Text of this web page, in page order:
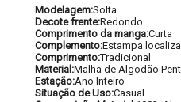
Modelagem:Solta
Decote frente:Redondo
Comprimento da manga:Curta
Complemento:Estampa
Comprimento:Tradicional
Material:Malha de Algodão
Estação:Ano Inteiro
Situação de Uso:Casual